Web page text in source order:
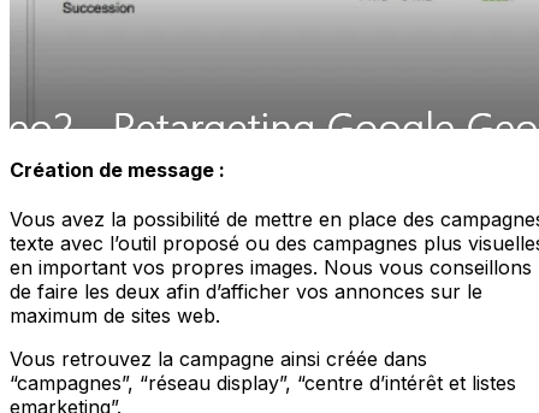
Création de message :
Vous avez la possibilité de mettre en place des
texte avec l’outil proposé ou des campagnes plus
en important vos propres images. Nous vous conseillons
de faire les deux afin d’afficher vos annonces sur le
maximum de sites web.
Vous retrouvez la campagne ainsi créée dans
“campagnes”, “réseau display”, “centre d’intérêt et listes
emarketing”.